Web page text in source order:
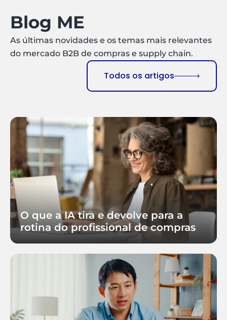
Blog ME
As últimas novidades e os temas mais relevantes
do mercado B2B de compras e supply chain.
Todos os artigos
O que a IA tira e devolve para a
rotina do profissional de compras